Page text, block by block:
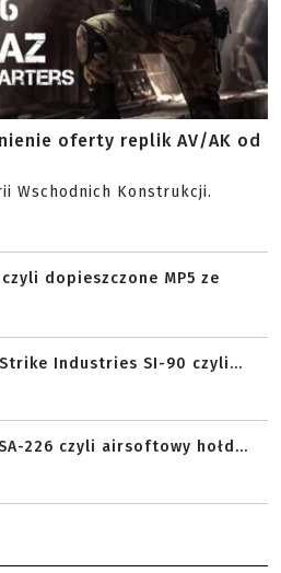
oferty replik AV/AK od
Wschodnich Konstrukcji.
czyli dopieszczone MP5 ze
Industries SI-90 czyli...
226 czyli airsoftowy hołd...